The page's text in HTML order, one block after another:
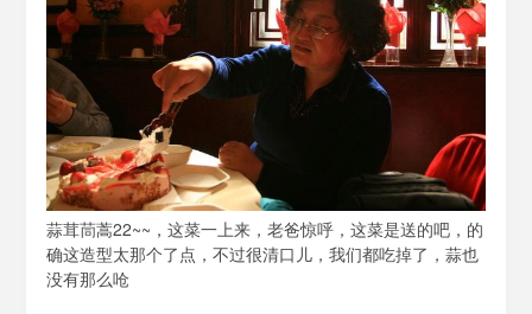
蒜茸茼蒿22~~，这菜一上来，老爸惊呼，这菜是送的吧，的
确这造型太那个了点，不过很清口儿，我们都吃掉了，蒜也
没有那么呛